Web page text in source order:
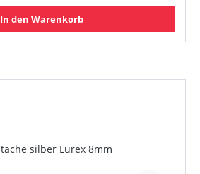
In den Warenkorb